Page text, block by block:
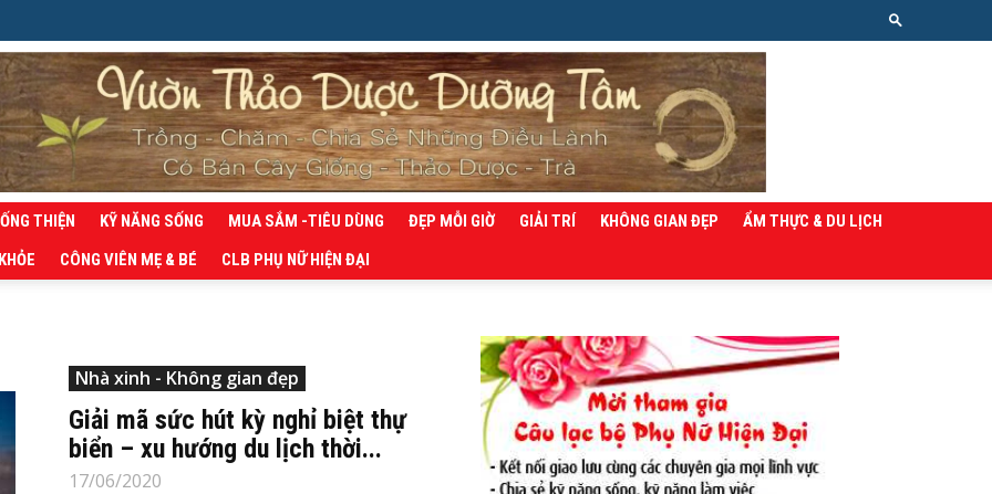
THIỆN KỸ NĂNG SỐNG MUA SẮM -TIÊU DÙNG ĐẸP MỖI GIỜ GIẢI TRÍ KHÔNG GIAN ĐẸP
ẨM THỰC & DU LỊCH
CÔNG VIÊN MẸ & BÉ CLB PHỤ NỮ HIỆN ĐẠI
Nhà xinh - Không gian đẹp
Giải mã sức hút kỳ nghỉ biệt thự
biển – xu hướng du lịch thời...
17/06/2020